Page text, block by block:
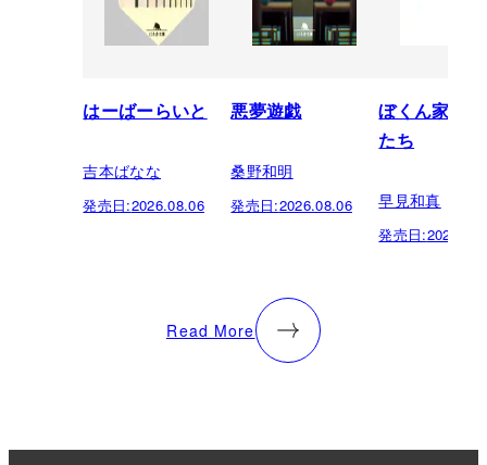
はーばーらいと
吉本ばなな
発売日:2026.08.06
悪夢遊戯
桑野和明
発売日:2026.08.06
ぼくん家の
たち
早見和真
発売日:
Read More